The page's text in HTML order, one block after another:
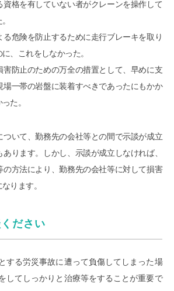
資格を有していない者がクレーンを操作して
る危険を防止するために走行ブレーキを取り
、これをしなかった。
害防止のための万全の措置として、早めに支
場一帯の岩盤に装着すべきであったにもかか
た。
ついて、勤務先の会社等との間で示談が成立
ります。しかし、示談が成立しなければ、
の方法により、勤務先の会社等に対して損害
ります。
ださい
する労災事故に遭って負傷してしまった場
してしっかりと治療等をすることが重要で